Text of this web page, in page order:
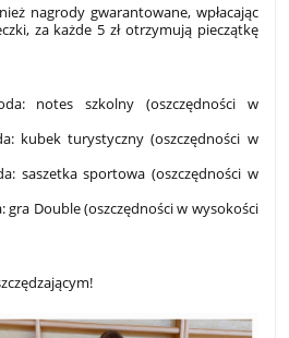
nagrody gwarantowane, wpłacając
za każde 5 zł otrzymują pieczątkę
notes szkolny (oszczędności w
kubek turystyczny (oszczędności w
saszetka sportowa (oszczędności w
gra Double (oszczędności w wysokości